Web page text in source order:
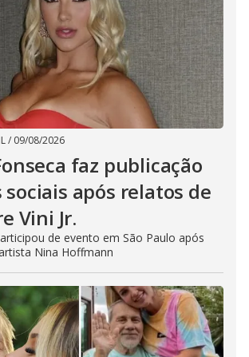
/ 09/08/2026
faz publicação
sociais após relatos de
Vini Jr.
de evento em São Paulo após
Nina Hoffmann